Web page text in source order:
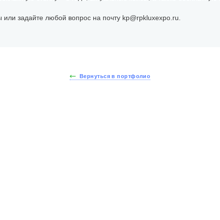
задайте любой вопрос на почту kp@rpkluxexpo.ru.
Вернуться в портфолио